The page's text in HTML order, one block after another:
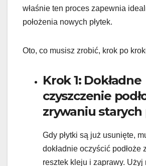
właśnie ten proces zapewnia
położenia nowych płytek.
Oto, co musisz zrobić, krok po
Krok 1: Dokładne
czyszczenie
zrywaniu starych
Gdy płytki są już usunięte,
dokładnie oczyścić podłoże
resztek kleju i zaprawy. Użyj